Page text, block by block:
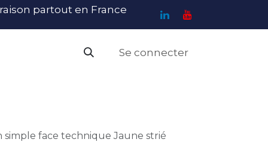
partout en France
Se connecter
simple face technique Jaune strié